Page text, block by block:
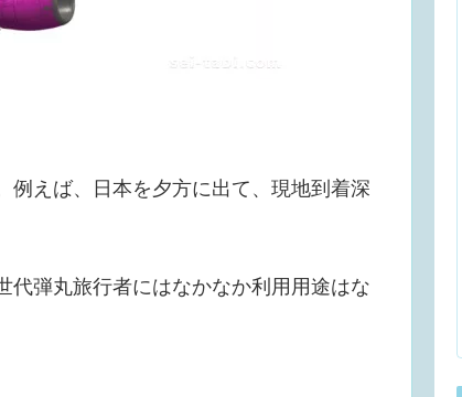
例えば、日本を夕方に出て、現地到着深
代弾丸旅行者にはなかなか利用用途はな